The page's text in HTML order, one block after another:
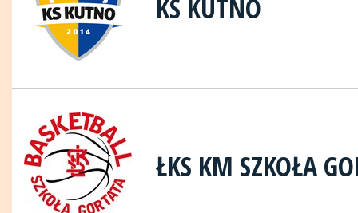
KS KUTNO
ŁKS KM SZKOŁA